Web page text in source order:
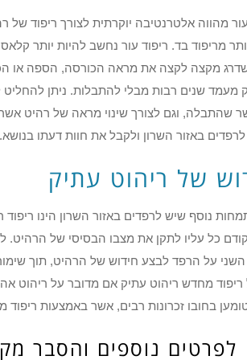
מהווה אלטרנטיבה יוקרתית לצורך ריפוד של
מריפוד בד. ריפוד עור נחשב להיות יותר
מקצה לקצה את מראה הכורסה, הספה או
מעמד שנים רבות מבלי להתבלות. ניתן
שהתבלה, וגם לצורך שינוי מראה של רהיט
באזור השרון ולקבל את חוות דעתו בנושא.
של ריהוט עתיק
נוסף שיש לרפדים באזור השרון הינו
כל עליו לתקן את מצבו הבסיסי של הרהיט.
על הרפד לבצע חידוש של הרהיט, תוך
ריפוד מחדש ריהוט עתיק אם מדובר על ריהוט
בחובו זכרונות רבים, אשר באמצעות
לפרטים נוספים והסבר מקיף חייג